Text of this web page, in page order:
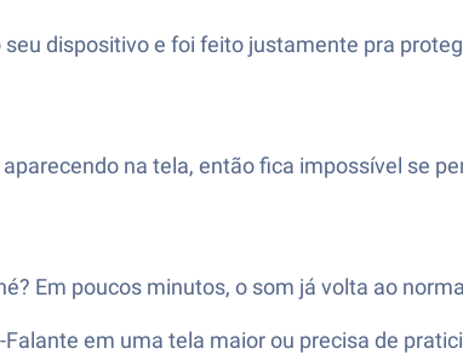
dispositivo e foi feito justamente pra
na tela, então fica impossível se
Em poucos minutos, o som já volta ao
em uma tela maior ou precisa de